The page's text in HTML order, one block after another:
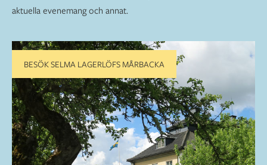
aktuella evenemang och annat.
BESÖK SELMA LAGERLÖFS MÅRBACKA